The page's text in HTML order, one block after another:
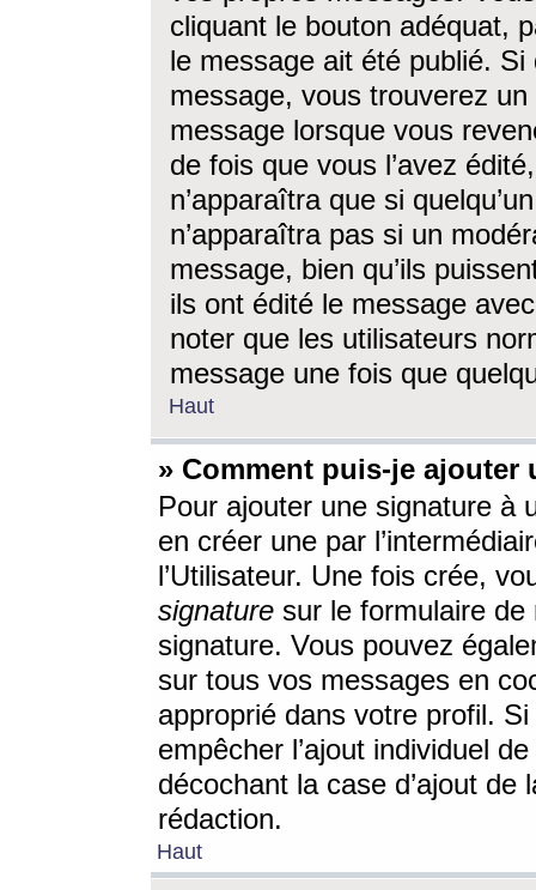
cliquant le bouton adéquat,
le message ait été publié. Si
message, vous trouverez
message lorsque vous
de fois que vous l’avez
n’apparaîtra que si
n’apparaîtra pas si un
message, bien qu’ils
ils ont édité le message
noter que les utilisateurs
message une fois que
Haut
» Comment puis-je ajouter
Pour ajouter une signature à
en créer une par
l’Utilisateur. Une fois crée,
signature sur le formulaire de
signature. Vous pouvez
sur tous vos messages en
approprié dans votre profil.
empêcher l’ajout individuel
décochant la case d’ajout
rédaction.
Haut